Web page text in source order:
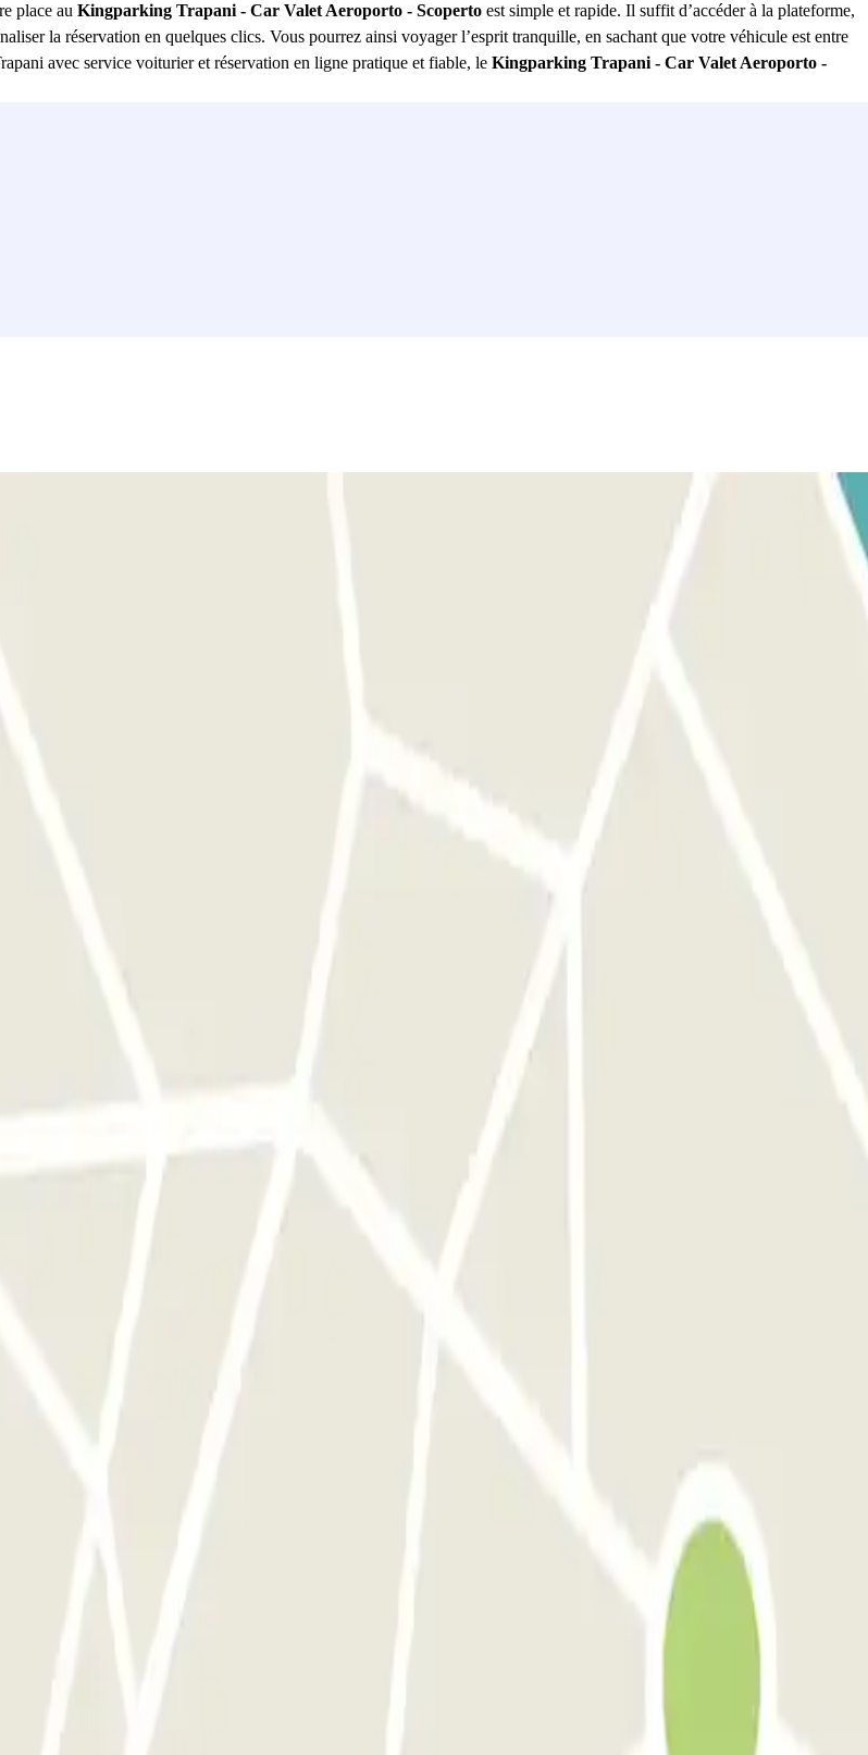
place au Kingparking Trapani - Car Valet Aeroporto - Scoperto est simple et rapide. Il suffit d’accéder à la plateforme,
la réservation en quelques clics. Vous pourrez ainsi voyager l’esprit tranquille, en sachant que votre véhicule est entre
avec service voiturier et réservation en ligne pratique et fiable, le Kingparking Trapani - Car Valet Aeroporto -
du parking sera fourni une fois la réservation effectuée.
du parking vous sera transmis une fois la réservation effectuée.
opérateur disponible sur Parclick.
le souhaitez.